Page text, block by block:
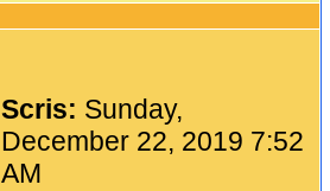
Scris: Sunday,
December 22, 2019 7:52
AM